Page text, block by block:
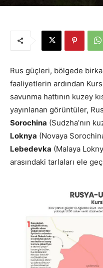
Rus güçleri, bölgede
faaliyetlerin ardından
savunma hattının kuzey
yayınlanan görüntüler,
Sorochina (Sudzha’nın
Loknya (Novaya
Lebedevka (Malaya
arasındaki tarlaları ele